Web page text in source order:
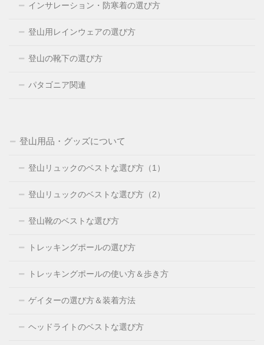
インサレーション・防寒着の選び方
登山用レインウェアの選び方
登山の靴下の選び方
パタゴニア関連
登山用品・グッズについて
登山リュックのベストな選び方（1）
登山リュックのベストな選び方（2）
登山靴のベストな選び方
トレッキングポールの選び方
トレッキングポールの使い方＆歩き方
ゲイターの選び方＆装着方法
ヘッドライトのベストな選び方